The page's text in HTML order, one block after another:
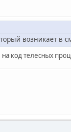
возникает в
код телесных